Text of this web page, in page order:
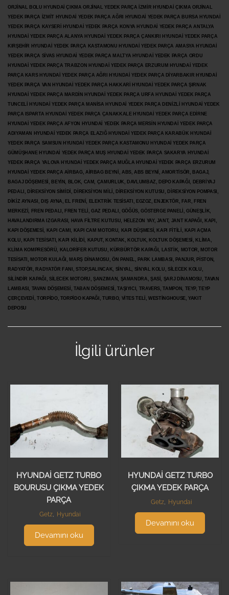
ORJİNAL BOLU HYUNDAİ ÇIKMA ORJİNAL YEDEK PARÇA İZMİR HYUNDAİ ÇIKMA ORJİNAL
YEDEK PARÇA İZMİT HYUNDAİ YEDEK PARÇA AĞRI HYUNDAİ YEDEK PARÇA BURSA HYUNDAİ
YEDEK PARÇA KAYSERİ HYUNDAİ YEDEK PARÇA KONYA HYUNDAİ YEDEK PARÇA ANTALYA
HYUNDAİ YEDEK PARÇA ALANYA HYUNDAİ YEDEK PARÇA ÇANKIRI HYUNDAİ YEDEK PARÇA
KIRŞEHİR HYUNDAİ YEDEK PARÇA KASTAMONU HYUNDAİ YEDEK PARÇA AMASYA HYUNDAİ
YEDEK PARÇA SİVAS HYUNDAİ YEDEK PARÇA MALTYA HYUNDAİ YEDEK PARÇA ORDU
HYUNDAİ YEDEK PARÇA TRABZON HYUNDAİ YEDEK PARÇA ERZURUM HYUNDAİ YEDEK
PARÇA KARS HYUNDAİ YEDEK PARÇA AĞRI HYUNDAİ YEDEK PARÇA DİYARBAKIR HYUNDAİ
YEDEK PARÇA VAN HYUNDAİ YEDEK PARÇA HAKKARİ HYUNDAİ YEDEK PARÇA ŞIRNAK
HYUNDAİ YEDEK PARÇA MARDİN HYUNDAİ YEDEK PARÇA URFA HYUNDAİ YEDEK PARÇA
TUNCELİ HYUNDAİ YEDEK PARÇA MANİSA HYUNDAİ YEDEK PARÇA DENİZLİ HYUNDAİ YEDEK
PARÇA ISPARTA HYUNDAİ YEDEK PARÇA ÇANAKKALE HYUNDAİ YEDEK PARÇA EDİRNE
HYUNDAİ YEDEK PARÇA AFYON HYUNDAİ YEDEK PARÇA MERSİN HYUNDAİ YEDEK PARÇA
ADIYAMAN HYUNDAİ YEDEK PARÇA ELAZIĞ HYUNDAİ YEDEK PARÇA KARABÜK HYUNDAİ
YEDEK PARÇA SAMSUN HYUNDAİ YEDEK PARÇA KASTAMONU HYUNDAİ YEDEK PARÇA
GÜMÜŞHANE HYUNDAİ YEDEK PARÇA MUŞ HYUNDAİ YEDEK PARÇA SAKARYA HYUNDAİ
YEDEK PARÇA YALOVA HYUNDAİ YEDEK PARÇA MUĞLA HYUNDAİ YEDEK PARÇA ERZURUM
HYUNDAİ YEDEK PARÇA AİRBAG, AİRBAG BEYNİ, ABS, ABS BEYNİ, AMORTİSÖR, BAGAJ,
BAGAJ DÖŞEMESİ, BEYİN, BLOK, CAM, ÇAMURLUK, DAVLUMBAZ, DEPO KAPAĞI, DEBRİYAJ
PEDALI, DİREKSİYON SİMİDİ, DİREKSİYON MİLİ, DİREKSİYON KUTUSU, DİREKSİYON POMPASI,
DİKİZ AYNASI, DIŞ AYNA, EL FRENİ, ELEKTRİK TESİSATI, EGZOZ, ENJEKTÖR, FAR, FREN
MERKEZİ, FREN PEDALI, FREN TELİ, GAZ PEDALI, GÖĞÜS, GÖSTERGE PANELİ, GÜNEŞLİK,
HAVALANDIRMA IZGARASI, HAVA FİLTRE KUTUSU, HELEZON YAY, JANT, JANT KAPAĞI, KAPI,
KAPI DÖŞEMESİ, KAPI CAMI, KAPI CAM MOTORU, KAPI DÜŞMESİ, KAPI FİTİLİ, KAPI AÇMA
KOLU, KAPI TESİSATI, KAPI KİLİDİ, KAPUT, KONTAK, KOLTUK, KOLTUK DÖŞEMESİ, KLİMA,
KLİMA KOMPRESÖRÜ, KALORİFER KUTUSU, KÜRBÜRTÖR KAPAĞI, LASTİK, MOTOR, MOTOR
TESİSATI, MOTOR KULAĞI, MARŞ DİNAMOSU, ÖN PANEL, PARK LAMBASI, PANJUR, PİSTON,
RADYATÖR, RADYATÖR FANI, STOP,SALINCAK, SİNYAL, SİNYAL KOLU, SİLECEK KOLU,
SİLİNDİR KAPAĞI, SİLECEK MOTORU, ŞANZIMAN, ŞAMANDRA, ŞASİ, ŞARJ DİNAMOSU, TAVAN
LAMBASI, TAVAN DÖŞEMESİ, TABAN DÖŞEMESİ, TAŞIYICI, TRAVERS, TAMPON, TEYP, TEYP
ÇERÇEVEDİ, TORPİDO, TORPİDO KAPAĞI, TURBO, VİTES TELİ, WESTİNGHOUSE, YAKIT
DEPOSU
İlgili ürünler
HYUNDAİ GETZ TURBO
BOURUSU ÇIKMA YEDEK
PARÇA
Getz, Hyundai
Devamını oku
HYUNDAİ GETZ TURBO
ÇIKMA YEDEK PARÇA
Getz, Hyundai
Devamını oku